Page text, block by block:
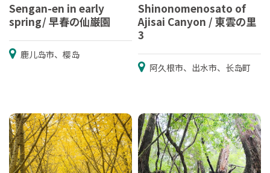
Sengan-en in early
spring/ 早春の仙巌園
鹿儿岛市、樱岛
Shinonomenosato of
Ajisai Canyon / 東雲の里
3
阿久根市、出水市、长岛町